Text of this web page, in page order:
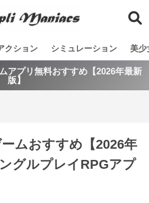
クション シミュレーション 美少
アプリ無料おすすめ【2026年最新
版】
ムおすすめ【2026年
グルプレイRPGアプ